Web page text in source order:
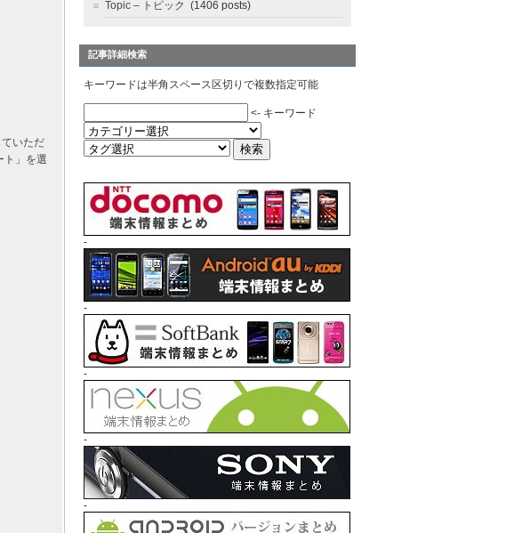
いただ
ト」を選
Topic – トピック (1406 posts)
記事詳細検索
キーワードは半角スペース区切りで複数指定可能
<- キーワード
-
-
-
-
-